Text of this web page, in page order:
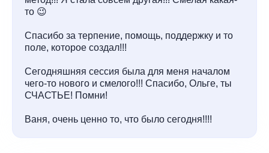
то 😉
Спасибо за терпение, помощь, поддержку и то
поле, которое создал!!!
Сегодняшняя сессия была для меня началом
чего-то нового и смелого!!! Спасибо, Ольге, ты
СЧАСТЬЕ! Помни!
Ваня, очень ценно то, что было сегодня!!!!